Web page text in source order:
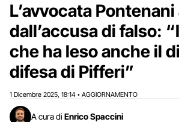
L’avvocata
dall’accusa di falso:
che ha leso anche il
difesa di Pifferi”
1 Dicembre 2025 18:14 • AGGIORNAMENTO
A cura di Enrico Spaccini